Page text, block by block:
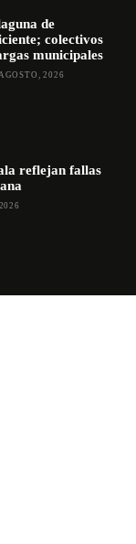
de
colectivos
municipales
2026
reflejan fallas